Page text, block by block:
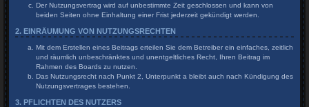
Der Nutzungsvertrag wird auf unbestimmte Zeit geschlossen und kann von
beiden Seiten ohne Einhaltung einer Frist jederzeit gekündigt werden.
2. EINRÄUMUNG VON NUTZUNGSRECHTEN
Mit dem Erstellen eines Beitrags erteilen Sie dem Betreiber ein einfaches, zeitlich
und räumlich unbeschränktes und unentgeltliches Recht, Ihren Beitrag im
Rahmen des Boards zu nutzen.
Das Nutzungsrecht nach Punkt 2, Unterpunkt a bleibt auch nach Kündigung des
Nutzungsvertrages bestehen.
3. PFLICHTEN DES NUTZERS